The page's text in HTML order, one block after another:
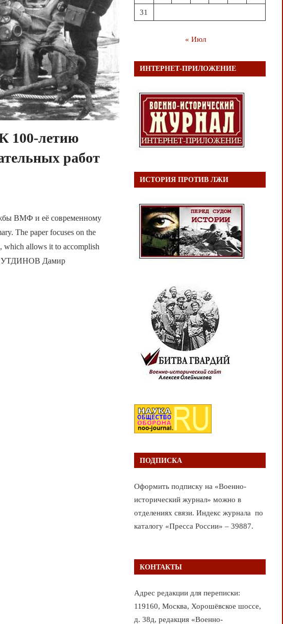
100-летию
работ
ВМФ и её современному
The paper focuses on the
which allows it to accomplish
Дамир
31
« Июл
ИНТЕРНЕТ-ПРИЛОЖЕНИЕ
ИСТОРИЯ ПРОТИВ ЛЖИ
ПОДПИСКА
Оформить подписку на «Военно-
исторический журнал» можно в
отделениях связи. Индекс журнала по
каталогу «Пресса России» – 39887.
КОНТАКТЫ
Адрес редакции для переписки:
119160, Москва, Хорошёвское шоссе,
д. 38д, редакция «Военно-